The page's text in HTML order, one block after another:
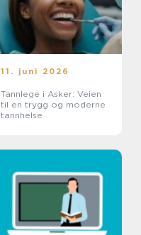
11. juni 2026
Tannlege i Asker: Veien
til en trygg og moderne
tannhelse